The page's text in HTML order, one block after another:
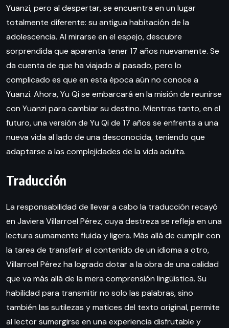
Yuanzi, pero al despertar, se encuentra en un lugar
totalmente diferente: su antigua habitación de la
adolescencia. Al mirarse en el espejo, descubre
sorprendida que aparenta tener 17 años nuevamente. Se
da cuenta de que ha viajado al pasado, pero lo
complicado es que en esta época aún no conoce a
Yuanzi. Ahora, Yu Qi se embarcará en la misión de reunirse
con Yuanzi para cambiar su destino. Mientras tanto, en el
futuro, una versión de Yu Qi de 17 años se enfrenta a una
nueva vida al lado de una desconocida, teniendo que
adaptarse a las complejidades de la vida adulta.
Traducción
La responsabilidad de llevar a cabo la traducción recayó
en Javiera Villarroel Pérez, cuya destreza se refleja en una
lectura sumamente fluida y ligera. Más allá de cumplir con
la tarea de transferir el contenido de un idioma a otro,
Villarroel Pérez ha logrado dotar a la obra de una calidad
que va más allá de la mera comprensión lingüística. Su
habilidad para transmitir no solo las palabras, sino
también las sutilezas y matices del texto original, permite
al lector sumergirse en una experiencia disfrutable y